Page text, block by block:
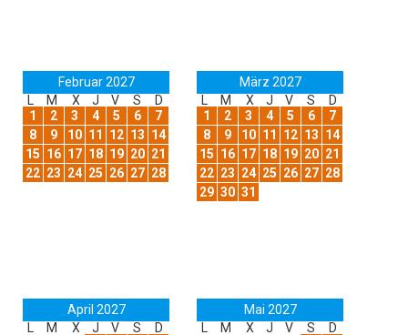
Februar 2027
M X J V S
D
1
2 3 4 5 6
7
8
9 10 11 12 13 14
15 16 17 18 19 20 21
22 23 24 25 26 27 28
März 2027
M X J V S
D
1
2 3 4 5 6
7
8
9 10 11 12 13 14
15 16 17 18 19 20 21
22 23 24 25 26 27 28
29 30 31
April 2027
M X J V S
D
Mai 2027
M X J V S
D